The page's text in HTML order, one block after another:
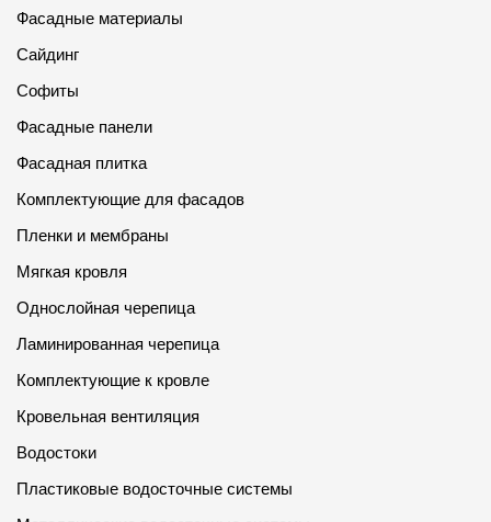
Фасадные материалы
Сайдинг
Софиты
Фасадные панели
Фасадная плитка
Комплектующие для фасадов
Пленки и мембраны
Мягкая кровля
Однослойная черепица
Ламинированная черепица
Комплектующие к кровле
Кровельная вентиляция
Водостоки
Пластиковые водосточные системы